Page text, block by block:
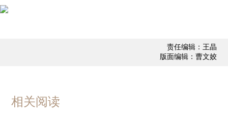
责任编辑：王晶
版面编辑：曹文姣
相关阅读